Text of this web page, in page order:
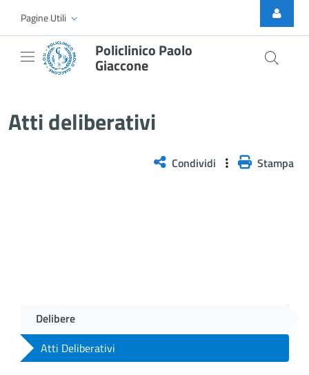
Skip to Main Content
Pagine Utili
Policlinico Paolo
Giaccone
Atti deliberativi
Condividi Stampa
Delibere
Atti Deliberativi